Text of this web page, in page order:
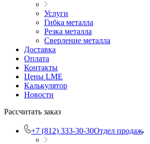
Услуги
Гибка металла
Резка металла
Сверление металла
Доставка
Оплата
Контакты
Цены LME
Калькулятор
Новости
Рассчитать заказ
+7 (812) 333-30-30Отдел продаж